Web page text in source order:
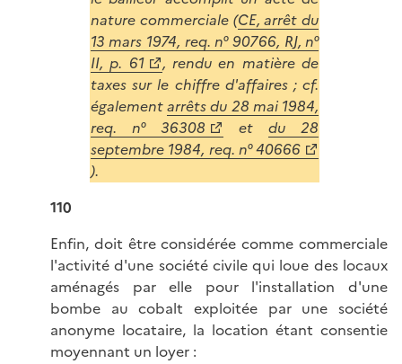
nature commerciale (CE, arrêt du
13 mars 1974, req. n° 90766, RJ, n°
II, p. 61
, rendu en matière de
taxes sur le chiffre d'affaires ; cf.
égalementarrêts du 28 mai 1984,
req. n° 36308
etdu 28
septembre 1984, req. n° 40666
).
110
Enfin, doit être considérée comme commerciale
l'activité d'une société civile qui loue des locaux
aménagés par elle pour l'installation d'une
bombe au cobalt exploitée par une société
anonyme locataire, la location étant consentie
moyennant un loyer :